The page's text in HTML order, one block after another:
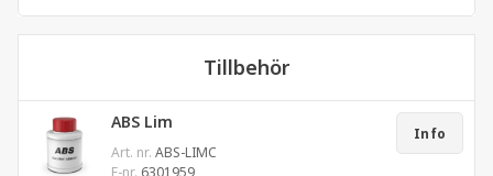
Tillbehör
ABS Lim
Art. nr. ABS-LIMC
Info